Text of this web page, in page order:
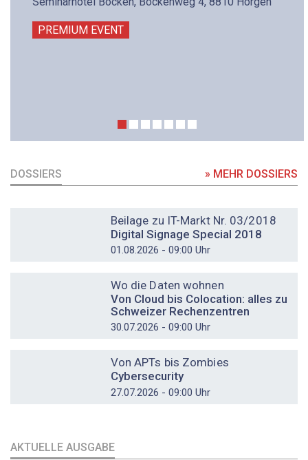
PREMIUM EVENT
DOSSIERS » MEHR DOSSIERS
Beilage zu IT-Markt Nr. 03/2018
Digital Signage Special 2018
01.08.2026 - 09:00 Uhr
Wo die Daten wohnen
Von Cloud bis Colocation: alles zu
Schweizer Rechenzentren
30.07.2026 - 09:00 Uhr
Von APTs bis Zombies
Cybersecurity
27.07.2026 - 09:00 Uhr
AKTUELLE AUSGABE